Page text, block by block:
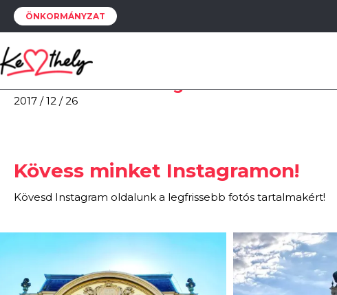
ÖNKORMÁNYZAT
Szépkilátó, Balatongyörök
2018 / 01 / 09
Szépkilátó
2017 / 12 / 30
Kilátás a balatonboglári Gömbkilátóból
2017 / 12 / 26
Kövess minket Instagramon!
Kövesd Instagram oldalunk a legfrissebb fotós tartalmakért!